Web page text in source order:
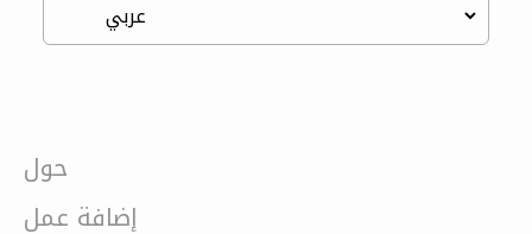
حول
إضافة عمل